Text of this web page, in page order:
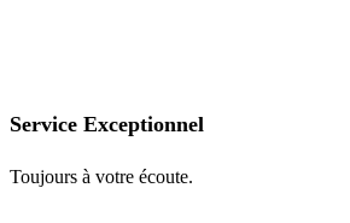
Service Exceptionnel
Toujours à votre écoute.